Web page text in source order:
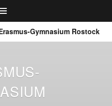
Gymnasium Rostock